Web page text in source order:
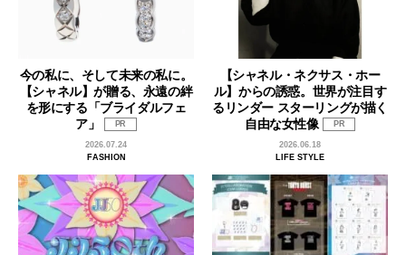
今の私に、そして未来の私に。
【シャネル】が贈る、永遠の絆
を形にする「ブライダルフェ
ア」
PR
2026.07.24
FASHION
【シャネル・ネクサス・ホー
ル】からの誘惑。世界が注目す
るリンダー スターリングが描く
自由な女性像
PR
2026.06.18
LIFE STYLE